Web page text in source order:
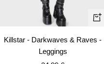
Vista
Killstar - Darkwaves & Raves -
Leggings